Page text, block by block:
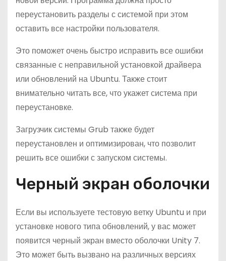
переустановить разделы с системой при этом
оставить все настройки пользователя.
Это поможет очень быстро исправить все ошибки
связанные с неправильной установкой драйвера
или обновлений на Ubuntu. Также стоит
внимательно читать все, что укажет система при
переустановке.
Загрузчик системы Grub также будет
переустановлен и оптимизирован, что позволит
решить все ошибки с запуском системы.
Черный экран оболочки
Если вы используете тестовую ветку Ubuntu и при
установке нового типа обновлений, у вас может
появится черный экран вместо оболочки Unity 7.
Это может быть вызвано на различных версиях